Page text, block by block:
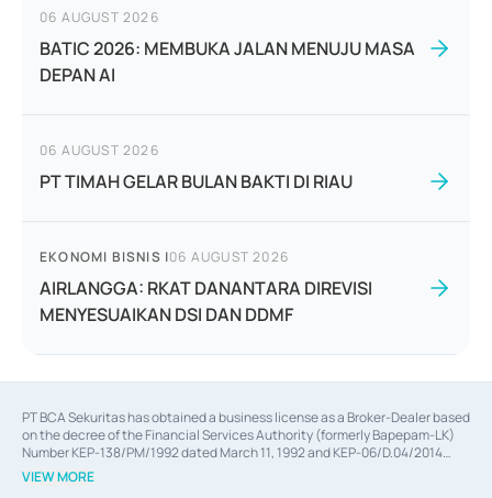
06 AUGUST 2026
BATIC 2026: MEMBUKA JALAN MENUJU MASA
DEPAN AI
06 AUGUST 2026
PT TIMAH GELAR BULAN BAKTI DI RIAU
EKONOMI BISNIS |06 AUGUST 2026
AIRLANGGA: RKAT DANANTARA DIREVISI
MENYESUAIKAN DSI DAN DDMF
PT BCA Sekuritas has obtained a business license as a Broker-Dealer based
on the decree of the Financial Services Authority (formerly Bapepam-LK)
Number KEP-138/PM/1992 dated March 11, 1992 and KEP-06/D.04/2014
dated February 28, 2014, a business license as an Underwriter based on the
decree of the Financial Services Authority Number KEP-12/PM/PEE/1997
VIEW MORE